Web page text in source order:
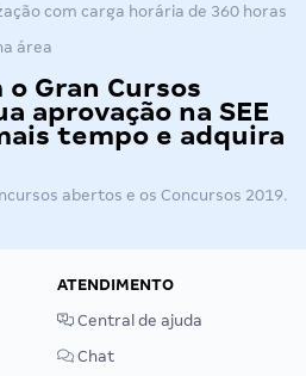
com carga horária de 360 horas
área
Gran Cursos
aprovação na SEE
tempo e adquira
abertos e os Concursos 2019.
ATENDIMENTO
Central de ajuda
Chat